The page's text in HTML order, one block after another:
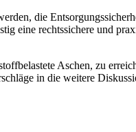
die
eine rechtssichere und
Aschen, zu
in die weitere